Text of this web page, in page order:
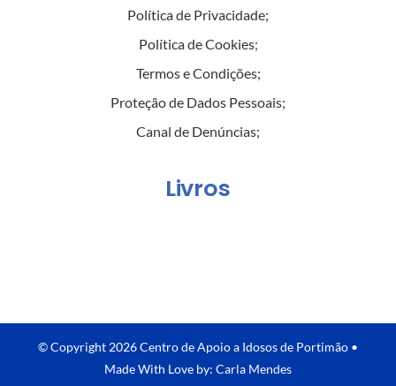
Política de Privacidade;
Política de Cookies;
Termos e Condições;
Proteção de Dados Pessoais;
Canal de Denúncias;
Livros
© Copyright 2026 Centro de Apoio a Idosos de Portimão •
Made With Love by: Carla Mendes